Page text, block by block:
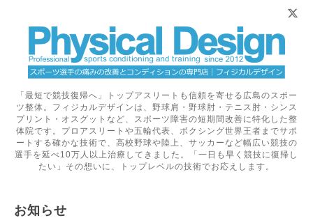
「最短で競技復帰へ」トップアスリートも信頼を寄せる広島のスポー
ツ整体。フィジカルデザインは、野球肩・野球肘・テニス肘・シンス
プリント・オスグットなど、スポーツ障害の短期間改善に特化した整
体院です。プロアスリートや五輪代表、ボクシング世界王者までサポ
ートする確かな技術で、高校野球や陸上、サッカーなど幅広い競技の
選手を延べ10万人以上治療してきました。「一日も早く競技に復帰し
たい」その想いに、トップレベルの技術でお応えします。
お知らせ